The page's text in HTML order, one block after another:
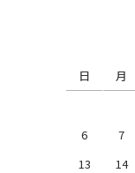
日 月
6
7
13
14